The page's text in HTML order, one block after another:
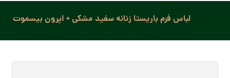
لباس فرم باریستا زنانه سفید مشکی + اپرون بیسموت